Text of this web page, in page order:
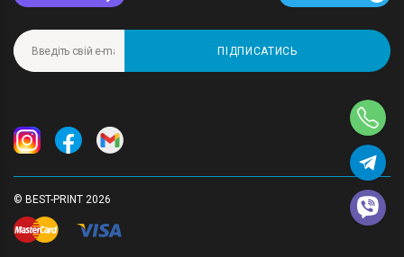
ПІДПИСАТИСЬ
© BEST-PRINT 2026